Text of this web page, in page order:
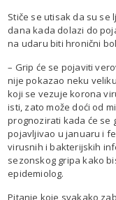
Stiče se utisak da su se
dana kada dolazi do
na udaru biti hronični
– Grip će se pojaviti
nije pokazao neku
koji se vezuje korona
isti, zato može doći od
prognozirati kada će se
pojavljivao u januaru i
virusnih i bakterijskih
sezonskog gripa kako
epidemiolog.
Pitanje koje svakako